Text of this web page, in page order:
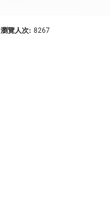
瀏覽人次: 8267